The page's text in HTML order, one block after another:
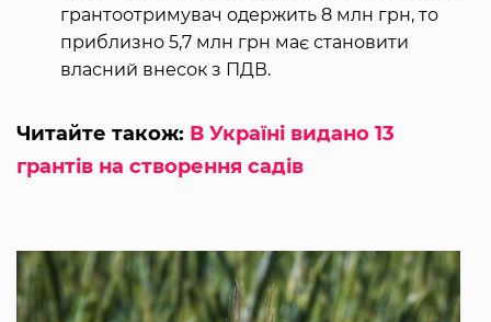
грантоотримувач одержить 8 млн грн, то
приблизно 5,7 млн грн має становити
власний внесок з ПДВ.
Читайте також: В Україні видано 13
грантів на створення садів